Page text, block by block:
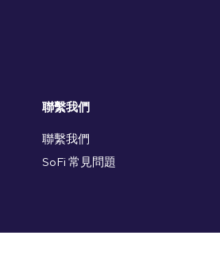
聯繫我們
聯繫我們
SoFi 常見問題